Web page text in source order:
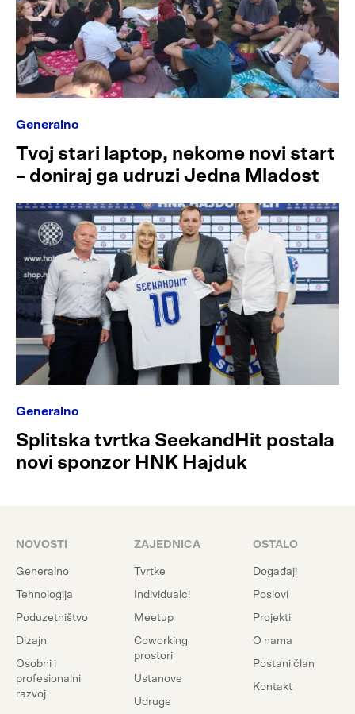
Generalno
Tvoj stari laptop, nekome novi start
– doniraj ga udruzi Jedna Mladost
Generalno
Splitska tvrtka SeekandHit postala
novi sponzor HNK Hajduk
NOVOSTI
Generalno
Tehnologija
Poduzetništvo
Dizajn
Osobni i
profesionalni
razvoj
ZAJEDNICA
Tvrtke
Individualci
Meetup
Coworking
prostori
Ustanove
Udruge
OSTALO
Događaji
Poslovi
Projekti
O nama
Postani član
Kontakt